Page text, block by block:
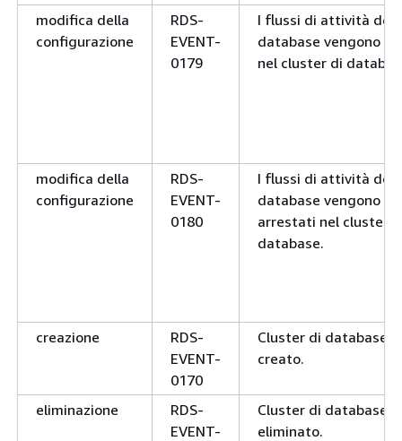
modifica della
configurazione
RDS-
EVENT-
0179
I flussi di attività del
database vengono
nel cluster di
modifica della
configurazione
RDS-
EVENT-
0180
I flussi di attività del
database vengono
arrestati nel cluster
database.
creazione
RDS-
EVENT-
0170
Cluster di database
creato.
eliminazione
RDS-
EVENT-
Cluster di database
eliminato.